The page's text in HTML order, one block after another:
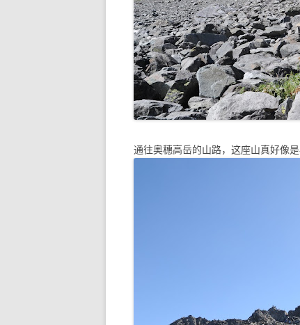
通往奥穗高岳的山路，这座山真好像是